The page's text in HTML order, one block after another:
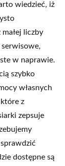
wiedzieć, iż
liczby
w naprawie.
szybko
własnych
z
zepsuje
dostępne są